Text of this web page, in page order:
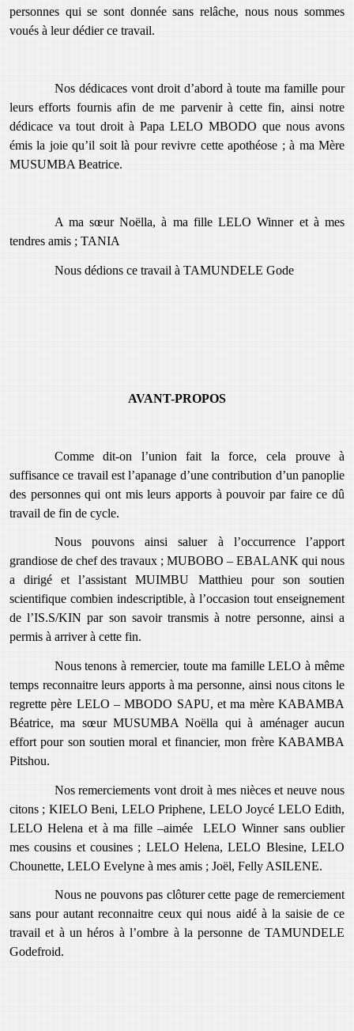
personnes qui se sont donnée sans relâche, nous nous sommes
voués à leur dédier ce travail.
Nos dédicaces vont droit d’abord à toute ma famille pour
leurs efforts fournis afin de me parvenir à cette fin, ainsi notre
dédicace va tout droit à Papa LELO MBODO que nous avons
émis la joie qu’il soit là pour revivre cette apothéose ; à ma Mère
MUSUMBA Beatrice.
A ma sœur Noëlla, à ma fille LELO Winner et à mes
tendres amis ; TANIA
Nous dédions ce travail à TAMUNDELE Gode
AVANT-PROPOS
Comme dit-on l’union fait la force, cela prouve à
suffisance ce travail est l’apanage d’une contribution d’un panoplie
des personnes qui ont mis leurs apports à pouvoir par faire ce dû
travail de fin de cycle.
Nous pouvons ainsi saluer à l’occurrence l’apport
grandiose de chef des travaux ; MUBOBO – EBALANK qui nous
a dirigé et l’assistant MUIMBU Matthieu pour son soutien
scientifique combien indescriptible, à l’occasion tout enseignement
de l’IS.S/KIN par son savoir transmis à notre personne, ainsi a
permis à arriver à cette fin.
Nous tenons à remercier, toute ma famille LELO à même
temps reconnaitre leurs apports à ma personne, ainsi nous citons le
regrette père LELO – MBODO SAPU, et ma mère KABAMBA
Béatrice, ma sœur MUSUMBA Noëlla qui à aménager aucun
effort pour son soutien moral et financier, mon frère KABAMBA
Pitshou.
Nos remerciements vont droit à mes nièces et neuve nous
citons ; KIELO Beni, LELO Priphene, LELO Joycé LELO Edith,
LELO Helena et à ma fille –aimée LELO Winner sans oublier
mes cousins et cousines ; LELO Helena, LELO Blesine, LELO
Chounette, LELO Evelyne à mes amis ; Joël, Felly ASILENE.
Nous ne pouvons pas clôturer cette page de remerciement
sans pour autant reconnaitre ceux qui nous aidé à la saisie de ce
travail et à un héros à l’ombre à la personne de TAMUNDELE
Godefroid.